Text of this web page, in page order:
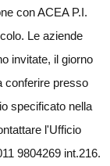
con ACEA P.I.
Le aziende
invitate, il giorno
conferire presso
specificato nella
l'Ufficio
9804269 int.216.